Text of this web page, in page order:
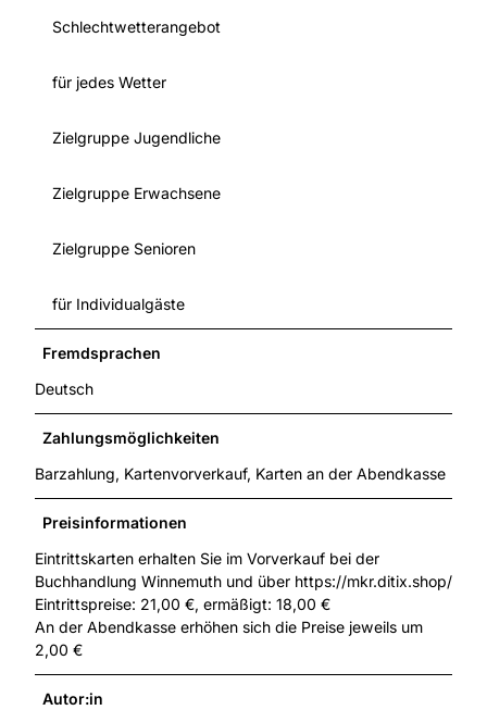
Schlechtwetterangebot
für jedes Wetter
Zielgruppe Jugendliche
Zielgruppe Erwachsene
Zielgruppe Senioren
für Individualgäste
Fremdsprachen
Deutsch
Zahlungsmöglichkeiten
Barzahlung, Kartenvorverkauf, Karten an der Abendkasse
Preisinformationen
Eintrittskarten erhalten Sie im Vorverkauf bei der
Buchhandlung Winnemuth und über https://mkr.ditix.shop/
Eintrittspreise: 21,00 €, ermäßigt: 18,00 €
An der Abendkasse erhöhen sich die Preise jeweils um
2,00 €
Autor:in